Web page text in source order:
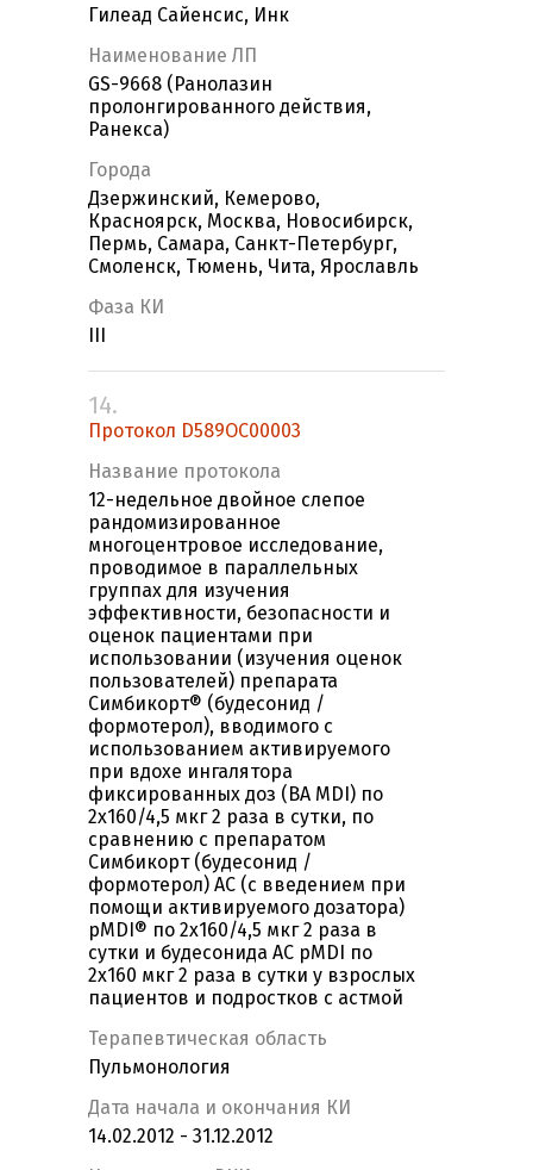
Гилеад Сайенсис, Инк
Наименование ЛП
GS-9668 (Ранолазин
пролонгированного действия,
Ранекса)
Города
Дзержинский, Кемерово,
Красноярск, Москва, Новосибирск,
Пермь, Самара, Санкт-Петербург,
Смоленск, Тюмень, Чита, Ярославль
Фаза КИ
14.
Протокол D589OC00003
Название протокола
12-недельное двойное слепое
рандомизированное
многоцентровое исследование,
проводимое в параллельных
группах для изучения
эффективности, безопасности и
оценок пациентами при
использовании (изучения оценок
пользователей) препарата
Симбикорт® (будесонид /
формотерол), вводимого с
использованием активируемого
при вдохе ингалятора
фиксированных доз (BA MDI) по
2x160/4,5 мкг 2 раза в сутки, по
сравнению с препаратом
Симбикорт (будесонид /
формотерол) AC (с введением при
помощи активируемого дозатора)
pMDI® по 2x160/4,5 мкг 2 раза в
сутки и будесонида AC pMDI по
2x160 мкг 2 раза в сутки у взрослых
пациентов и подростков с астмой
Терапевтическая область
Пульмонология
Дата начала и окончания КИ
14.02.2012 - 31.12.2012